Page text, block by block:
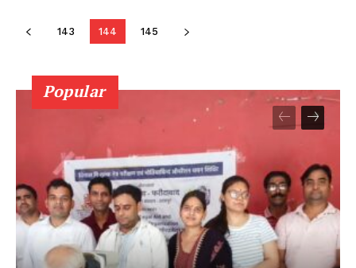
143 144 145
Popular